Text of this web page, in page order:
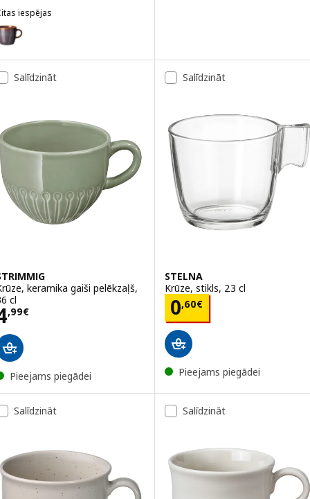
iespējas
FÄRGKLAR, Krūze, ceriņu krāsā, 42 cl
Salīdzināt
keramika gaiši pelēkzaļš,
cl
,99€ 4,99€
Pieejams piegādei
Salīdzināt
STELNA
Krūze, stikls, 23 cl
0,60€
Cena 0,60€
Pieejams piegādei
Salīdzināt Salīdzināt